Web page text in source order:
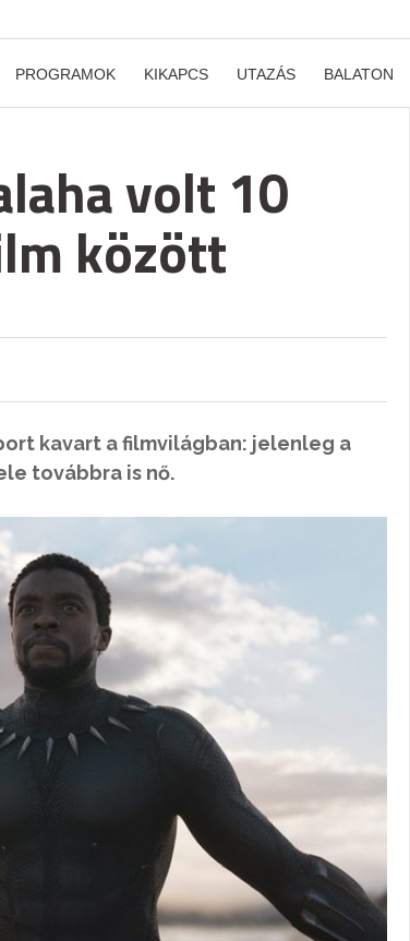
PROGRAMOK KIKAPCS UTAZÁS BALATON
volt 10
között
kavart a filmvilágban: jelenleg a
továbbra is nő.